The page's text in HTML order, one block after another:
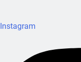
Instagram